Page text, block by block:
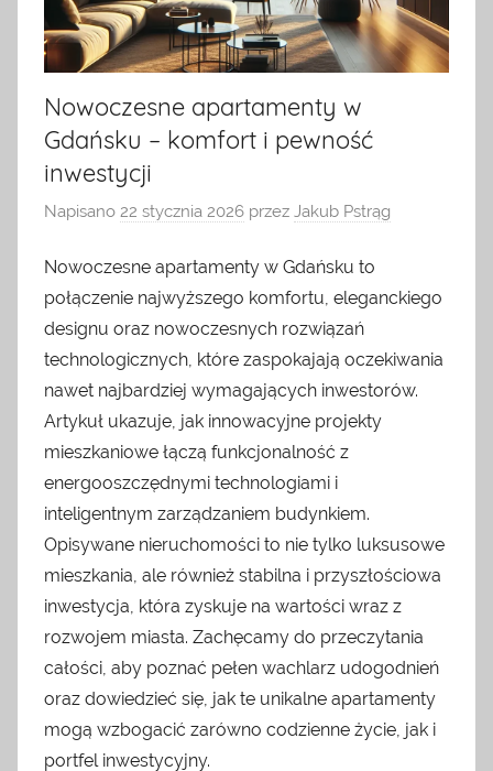
Nowoczesne apartamenty w
Gdańsku – komfort i pewność
inwestycji
Napisano 22 stycznia 2026 przez Jakub Pstrąg
Nowoczesne apartamenty w Gdańsku to
połączenie najwyższego komfortu, eleganckiego
designu oraz nowoczesnych rozwiązań
technologicznych, które zaspokajają oczekiwania
nawet najbardziej wymagających inwestorów.
Artykuł ukazuje, jak innowacyjne projekty
mieszkaniowe łączą funkcjonalność z
energooszczędnymi technologiami i
inteligentnym zarządzaniem budynkiem.
Opisywane nieruchomości to nie tylko luksusowe
mieszkania, ale również stabilna i przyszłościowa
inwestycja, która zyskuje na wartości wraz z
rozwojem miasta. Zachęcamy do przeczytania
całości, aby poznać pełen wachlarz udogodnień
oraz dowiedzieć się, jak te unikalne apartamenty
mogą wzbogacić zarówno codzienne życie, jak i
portfel inwestycyjny.